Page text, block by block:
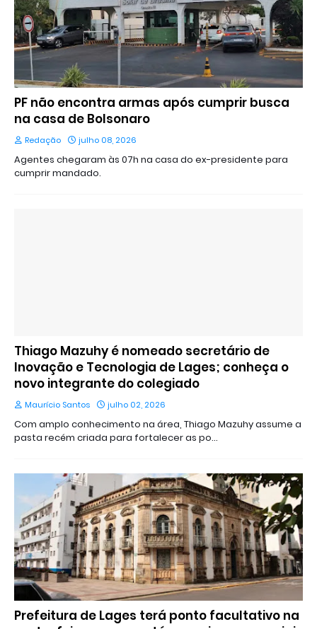
PF não encontra armas após cumprir busca
na casa de Bolsonaro
Redação julho 08, 2026
Agentes chegaram às 07h na casa do ex-presidente para
cumprir mandado.
Thiago Mazuhy é nomeado secretário de
Inovação e Tecnologia de Lages; conheça o
novo integrante do colegiado
Maurício Santos julho 02, 2026
Com amplo conhecimento na área, Thiago Mazuhy assume a
pasta recém criada para fortalecer as po…
Prefeitura de Lages terá ponto facultativo na